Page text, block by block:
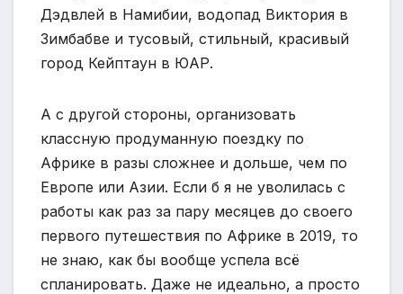
Дэдвлей в Намибии, водопад Виктория в
Зимбабве и тусовый, стильный, красивый
город Кейптаун в ЮАР.
А с другой стороны, организовать
классную продуманную поездку по
Африке в разы сложнее и дольше, чем по
Европе или Азии. Если б я не уволилась с
работы как раз за пару месяцев до своего
первого путешествия по Африке в 2019, то
не знаю, как бы вообще успела всё
спланировать. Даже не идеально, а просто